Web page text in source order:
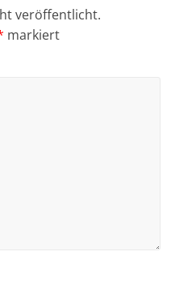
veröffentlicht.
markiert